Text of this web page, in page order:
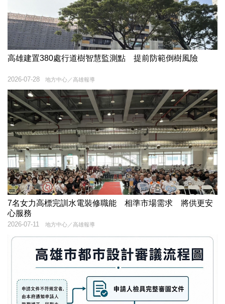
高雄建置380處行道樹智慧監測點 提前防範倒樹風險
地方中心／高雄報導
2026-07-28
7名女力高標完訓水電裝修職能 相準市場需求 將供更安
心服務
地方中心／高雄報導
2026-07-11